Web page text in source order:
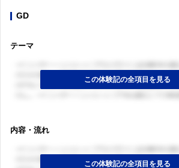
GD
テーマ
内容・流れ